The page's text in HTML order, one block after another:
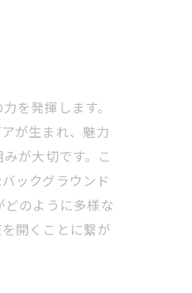
を発揮します。
が生まれ、魅力
が大切です。こ
ックグラウンド
のように多様な
開くことに繋が